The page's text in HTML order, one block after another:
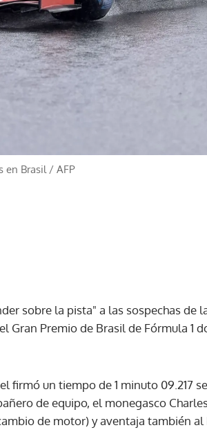
en Brasil / AFP
sobre la pista" a las sospechas de
Gran Premio de Brasil de Fórmula 1
firmó un tiempo de 1 minuto 09.217
de equipo, el monegasco
de motor) y aventaja también